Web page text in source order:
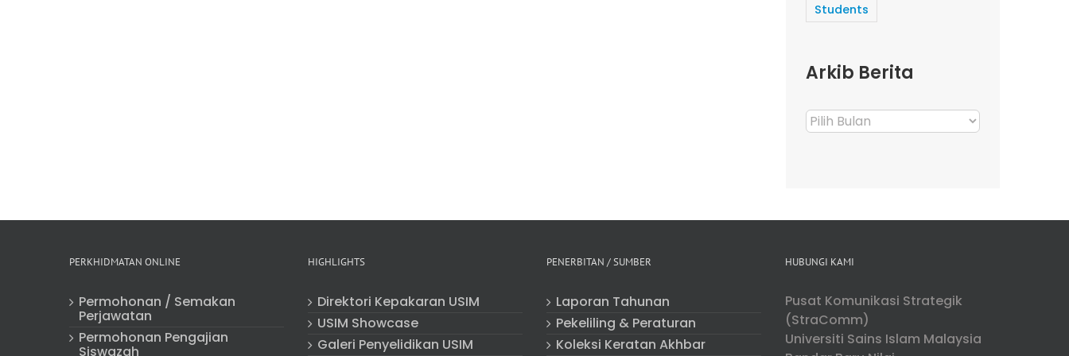
Students
Arkib Berita
Arkib
Berita
PERKHIDMATAN ONLINE
Permohonan / Semakan
Perjawatan
Permohonan Pengajian
Siswazah
HIGHLIGHTS
Direktori Kepakaran USIM
USIM Showcase
Galeri Penyelidikan USIM
PENERBITAN / SUMBER
Laporan Tahunan
Pekeliling & Peraturan
Koleksi Keratan Akhbar
HUBUNGI KAMI
Pusat Komunikasi Strategik
(StraComm)
Universiti Sains Islam Malaysia